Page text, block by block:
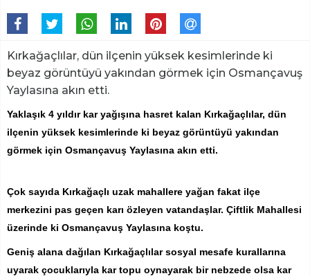
Kırkağaçlılar, dün ilçenin yüksek kesimlerinde ki
beyaz görüntüyü yakından görmek için Osmançavuş
Yaylasına akın etti.
Yaklaşık 4 yıldır kar yağışına hasret kalan Kırkağaçlılar, dün
ilçenin yüksek kesimlerinde ki beyaz görüntüyü yakından
görmek için Osmançavuş Yaylasına akın etti.
Çok sayıda Kırkağaçlı uzak mahallere yağan fakat ilçe
merkezini pas geçen karı özleyen vatandaşlar. Çiftlik Mahallesi
üzerinde ki Osmançavuş Yaylasına koştu.
Geniş alana dağılan Kırkağaçlılar sosyal mesafe kurallarına
uyarak çocuklarıyla kar topu oynayarak bir nebzede olsa kar